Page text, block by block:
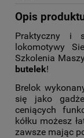
Opis
Praktyczny i
lokomotywy
Szkolenia
butelek!
Brelok
się jako
ceniących
kółku możesz
zawsze mając